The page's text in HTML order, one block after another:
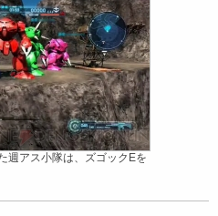
週アス小隊は、ズゴックEを